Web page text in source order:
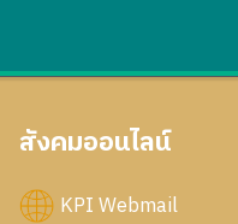
สังคมออนไลน์
KPI Webmail